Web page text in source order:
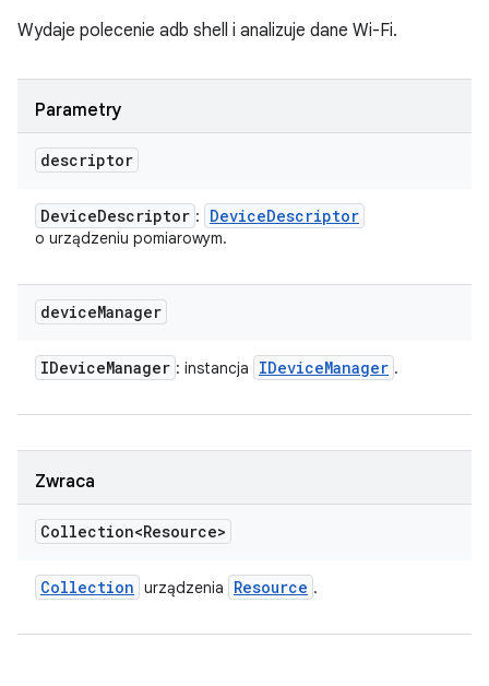
Wydaje polecenie adb shell i analizuje dane Wi-Fi.
Parametry
descriptor
DeviceDescriptor : DeviceDescriptor
o urządzeniu pomiarowym.
deviceManager
IDeviceManager : instancja IDeviceManager .
Zwraca
Collection<Resource>
Collection urządzenia Resource .